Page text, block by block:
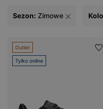
Sezon: Zimowe
Outlet
Tylko online